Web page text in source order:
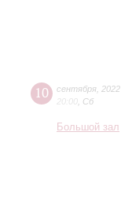
10 сентября 2022
20:00 Сб
Большой зал